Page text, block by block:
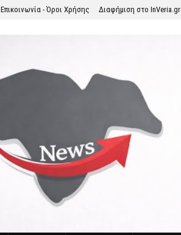
Επικοινωνία - Όροι Χρήσης Διαφήμιση στο InVeria.gr